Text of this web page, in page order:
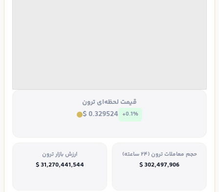
قیمت لحظه‌ای ترون
$ 0.329524 +0.1%
حجم معاملات ترون (۲۴ ساعته)
$ 302,497,906
ارزش بازار ترون
$ 31,270,441,544